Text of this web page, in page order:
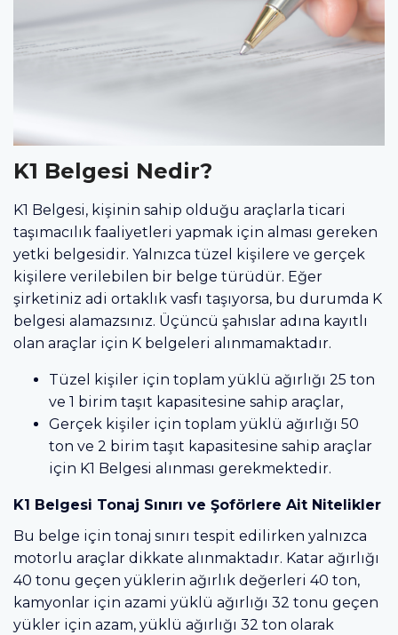
K1 Belgesi Nedir?
K1 Belgesi, kişinin sahip olduğu araçlarla ticari
taşımacılık faaliyetleri yapmak için alması gereken
yetki belgesidir. Yalnızca tüzel kişilere ve gerçek
kişilere verilebilen bir belge türüdür. Eğer
şirketiniz adi ortaklık vasfı taşıyorsa, bu durumda K
belgesi alamazsınız. Üçüncü şahıslar adına kayıtlı
olan araçlar için K belgeleri alınmamaktadır.
Tüzel kişiler için toplam yüklü ağırlığı 25 ton
ve 1 birim taşıt kapasitesine sahip araçlar,
Gerçek kişiler için toplam yüklü ağırlığı 50
ton ve 2 birim taşıt kapasitesine sahip araçlar
için K1 Belgesi alınması gerekmektedir.
K1 Belgesi Tonaj Sınırı ve Şoförlere Ait Nitelikler
Bu belge için tonaj sınırı tespit edilirken yalnızca
motorlu araçlar dikkate alınmaktadır. Katar ağırlığı
40 tonu geçen yüklerin ağırlık değerleri 40 ton,
kamyonlar için azami yüklü ağırlığı 32 tonu geçen
yükler için azam, yüklü ağırlığı 32 ton olarak